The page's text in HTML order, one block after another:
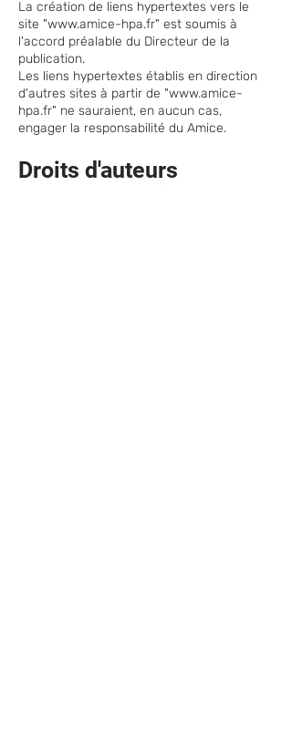
La création de liens hypertextes vers le
site "www.amice-hpa.fr" est soumis à
l'accord préalable du Directeur de la
publication.
Les liens hypertextes établis en direction
d'autres sites à partir de "www.amice-
hpa.fr" ne sauraient, en aucun cas,
engager la responsabilité du Amice.
Droits d'auteurs
La reproduction ou représentation,